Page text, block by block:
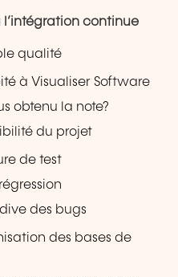
l’intégration continue
qualité
à Visualiser Software
obtenu la note?
du projet
de test
des bugs
des bases de